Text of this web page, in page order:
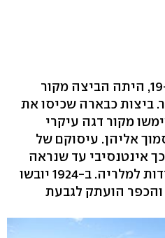
כשהוקם היישוב במאה ה-19, היתה הביצה מקור
ביצות כבארה שכיסו את
מקור דגה עיקרי
אליהן. עיסוקם של
אינטנסיבי עד שנראה
שרבים מהם אף פתחו עמידות למלריה. ב-1924 יובשו
והכפר הועתק לגבעת